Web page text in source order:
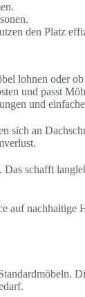
den Platz
lohnen oder
und passt
und
sich an
schafft
auf nachhaltige